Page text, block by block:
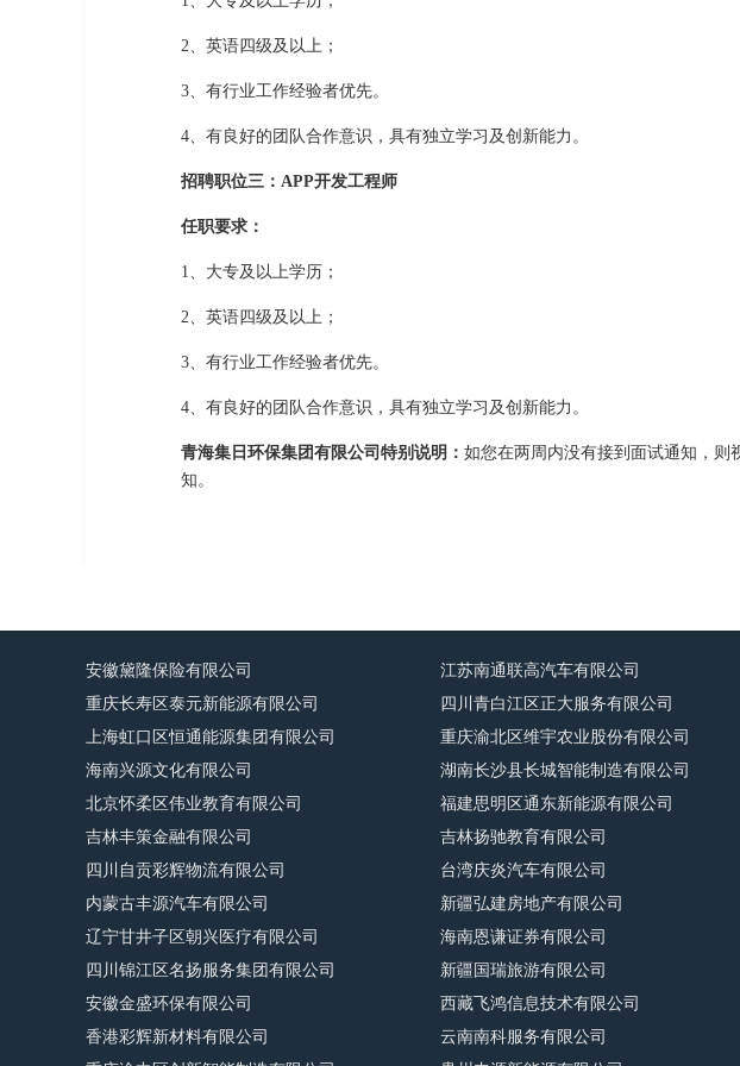
2、英语四级及以上；
3、有行业工作经验者优先。
4、有良好的团队合作意识，具有独立学习及创新能力。
招聘职位三：APP开发工程师
任职要求：
1、大专及以上学历；
2、英语四级及以上；
3、有行业工作经验者优先。
4、有良好的团队合作意识，具有独立学习及创新能力。
青海集日环保集团有限公司特别说明： 如您在两周内没有接到面试通知，则
知。
安徽黛隆保险有限公司 江苏南通联高汽车有限公司
重庆长寿区泰元新能源有限公司
四川青白江区正大服务有限公司
上海虹口区恒通能源集团有限公司
重庆渝北区维宇农业股份有限公司
海南兴源文化有限公司
湖南长沙县长城智能制造有限公司
北京怀柔区伟业教育有限公司
福建思明区通东新能源有限公司
吉林丰策金融有限公司
吉林扬驰教育有限公司
四川自贡彩辉物流有限公司
台湾庆炎汽车有限公司
内蒙古丰源汽车有限公司
新疆弘建房地产有限公司
辽宁甘井子区朝兴医疗有限公司
海南恩谦证券有限公司
四川锦江区名扬服务集团有限公司
新疆国瑞旅游有限公司
安徽金盛环保有限公司
西藏飞鸿信息技术有限公司
香港彩辉新材料有限公司
云南南科服务有限公司